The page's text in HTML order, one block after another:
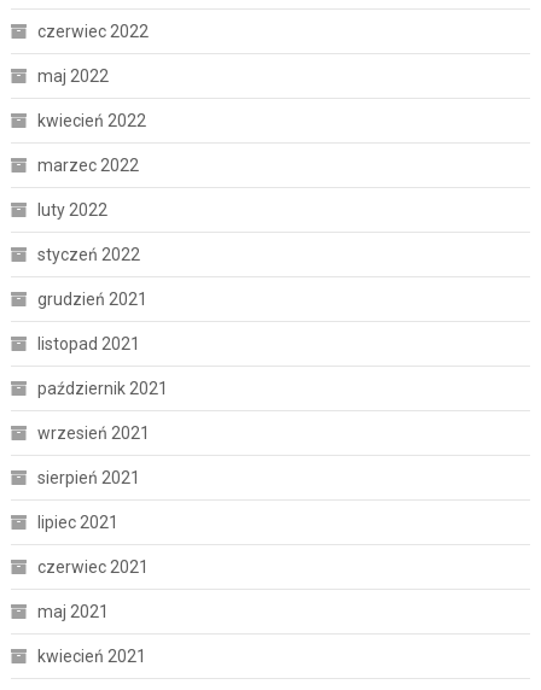
czerwiec 2022
maj 2022
kwiecień 2022
marzec 2022
luty 2022
styczeń 2022
grudzień 2021
listopad 2021
październik 2021
wrzesień 2021
sierpień 2021
lipiec 2021
czerwiec 2021
maj 2021
kwiecień 2021